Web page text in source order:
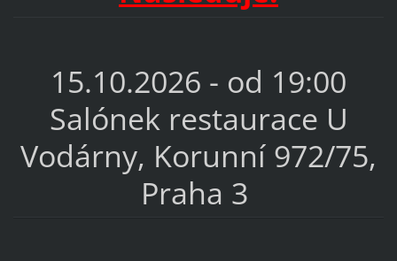
15.10.2026 - od 19:00
Salónek restaurace U
Vodárny, Korunní 972/75,
Praha 3